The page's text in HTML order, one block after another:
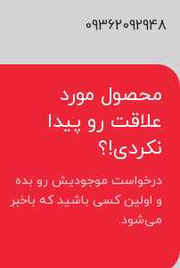
09362092948
محصول مورد
علاقت رو پیدا
نکردی!؟
درخواست موجودیش رو بده
و اولین کسی باشید که باخبر
می‌شود.